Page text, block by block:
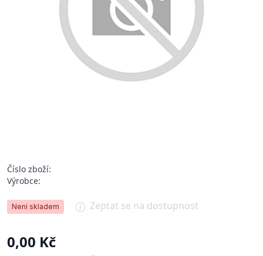
Číslo zboží:
Výrobce:
Není skladem Zeptat se na dostupnost
0,00 Kč